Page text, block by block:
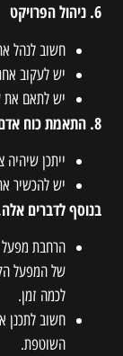
6. ניהול הפרויקט
חשוב לנהל
יש לעקוב
יש לתאם את
8. התאמת כוח אדם
ייתכן
יש להכשיר
בנוסף לדברים
הרחבת מפעל
של המפעל
לכמה זמן.
חשוב לתכנן
השוטפת.